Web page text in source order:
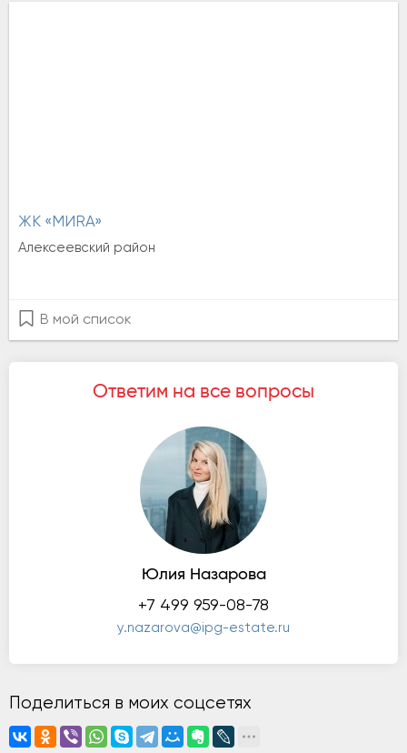
ЖК «MИRА»
Алексеевский район
В мой список
Ответим на все вопросы
Юлия Назарова
+7 499 959-08-78
y.nazarova@ipg-estate.ru
Поделиться в моих соцсетях